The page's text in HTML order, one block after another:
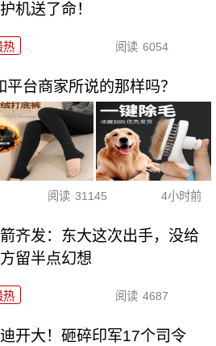
机送了命！
热 阅读 6054
台商家所说的那样吗？
阅读 31145 4小时前
齐发：东大这次出手，没给
留半点幻想
热 阅读 4687
开大！砸碎印军17个司令